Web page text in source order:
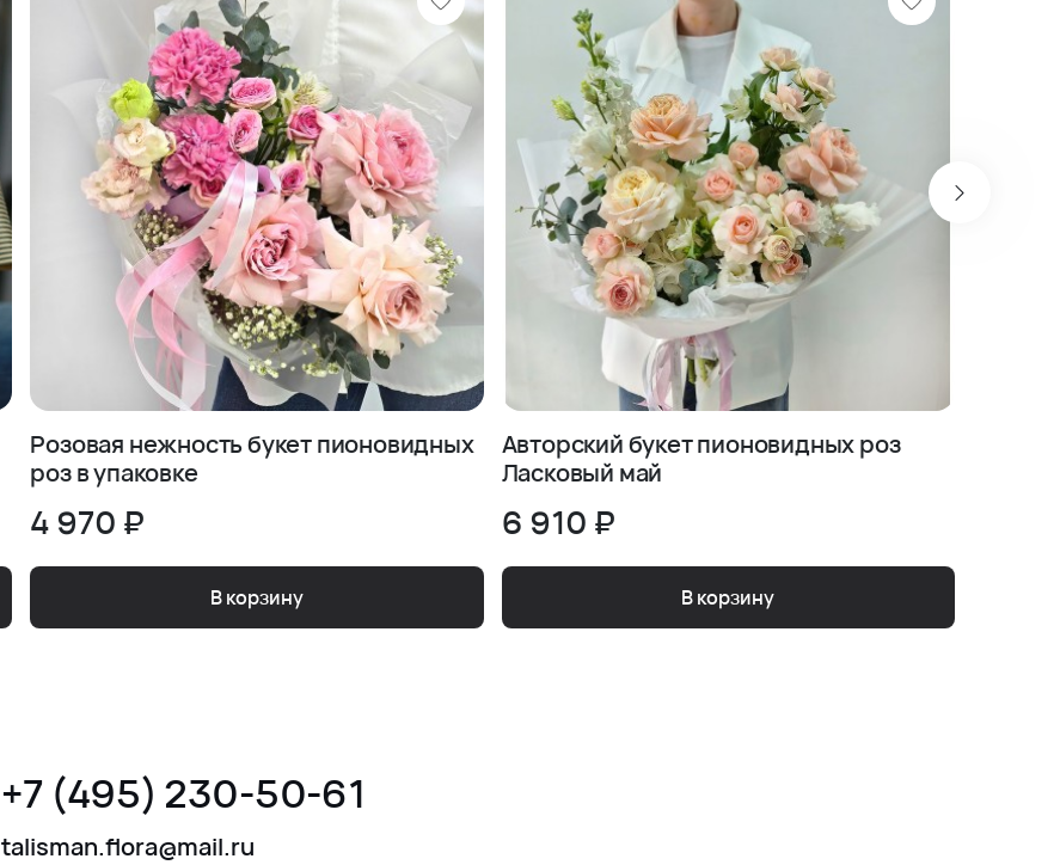
Розовая нежность букет пионовидных
роз в упаковке
4 970 ₽
В корзину
Авторский букет пионовидных роз
Ласковый май
6 910 ₽
В корзину
+7 (495) 230-50-61
talisman.flora@mail.ru